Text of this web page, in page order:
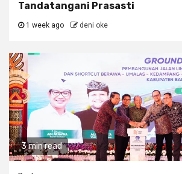
Tandatangani Prasasti
1 week ago deni oke
3 min read